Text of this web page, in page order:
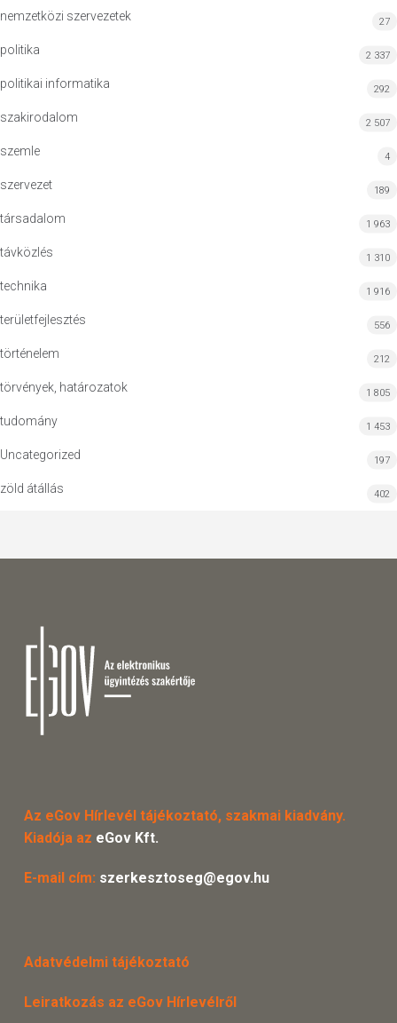
nemzetközi szervezetek 27
politika 2 337
politikai informatika 292
szakirodalom 2 507
szemle 4
szervezet 189
társadalom 1 963
távközlés 1 310
technika 1 916
területfejlesztés 556
történelem 212
törvények, határozatok 1 805
tudomány 1 453
Uncategorized 197
zöld átállás 402
Az eGov Hírlevél tájékoztató, szakmai kiadvány.
Kiadója az eGov Kft.
E-mail cím: szerkesztoseg@egov.hu
Adatvédelmi tájékoztató
Leiratkozás az eGov Hírlevélről